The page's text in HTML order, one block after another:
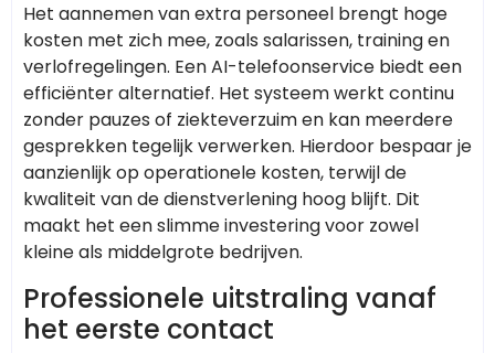
Het aannemen van extra personeel brengt hoge
kosten met zich mee, zoals salarissen, training en
verlofregelingen. Een AI-telefoonservice biedt een
efficiënter alternatief. Het systeem werkt continu
zonder pauzes of ziekteverzuim en kan meerdere
gesprekken tegelijk verwerken. Hierdoor bespaar je
aanzienlijk op operationele kosten, terwijl de
kwaliteit van de dienstverlening hoog blijft. Dit
maakt het een slimme investering voor zowel
kleine als middelgrote bedrijven.
Professionele uitstraling vanaf
het eerste contact